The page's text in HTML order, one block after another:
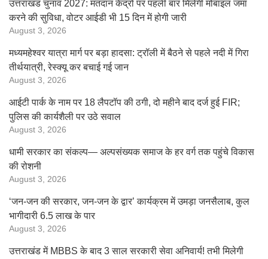
उत्तराखंड चुनाव 2027: मतदान केंद्रों पर पहली बार मिलेगी मोबाइल जमा
करने की सुविधा, वोटर आईडी भी 15 दिन में होगी जारी
August 3, 2026
मध्यमहेश्वर यात्रा मार्ग पर बड़ा हादसा: ट्रॉली में बैठने से पहले नदी में गिरा
तीर्थयात्री, रेस्क्यू कर बचाई गई जान
August 3, 2026
आईटी पार्क के नाम पर 18 लैपटॉप की ठगी, दो महीने बाद दर्ज हुई FIR;
पुलिस की कार्यशैली पर उठे सवाल
August 3, 2026
धामी सरकार का संकल्प— अल्पसंख्यक समाज के हर वर्ग तक पहुंचे विकास
की रोशनी
August 3, 2026
‘जन-जन की सरकार, जन-जन के द्वार’ कार्यक्रम में उमड़ा जनसैलाब, कुल
भागीदारी 6.5 लाख के पार
August 3, 2026
उत्तराखंड में MBBS के बाद 3 साल सरकारी सेवा अनिवार्य! तभी मिलेगी